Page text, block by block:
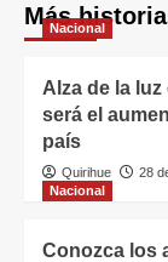
MásNacional
Alza de la
será el
país
Quirihue 28
Nacional
Conozca los